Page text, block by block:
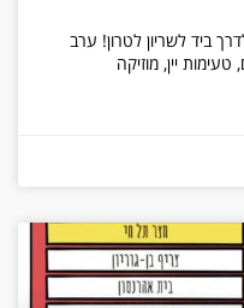
מטה יהודה 2026 יוצא לדרך ביד לשריון לטרון! ערב